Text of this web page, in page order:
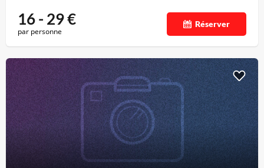
16 - 29€
par personne
Réserver